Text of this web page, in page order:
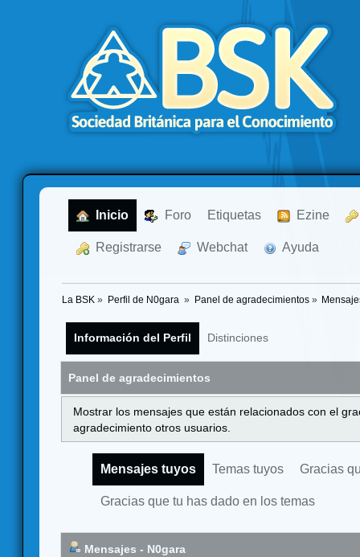
Inicio Foro Etiquetas Ezine
Registrarse Webchat Ayuda
La BSK » Perfil de N0gara » Panel de agradecimientos»
Información del Perfil Distinciones
Panel de agradecimientos
Mostrar los mensajes que están relacionados con el
agradecimiento otros usuarios.
Mensajes tuyos Temas tuyos Gracias
Gracias que tu has dado en los temas
Mensajes - N0gara